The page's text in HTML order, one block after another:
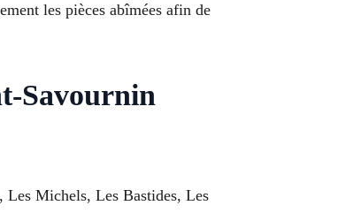
les pièces abîmées afin de
Savournin
Les Michels, Les Bastides, Les